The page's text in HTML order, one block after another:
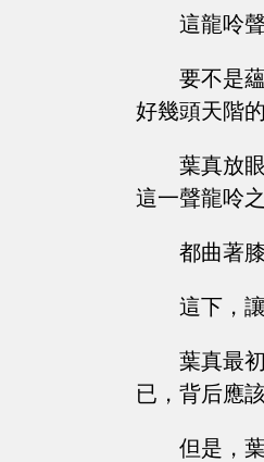
這龍呤
要不是
好幾頭天階
葉真放
這一聲龍呤
都曲著
這下，
葉真最
已，背后應
但是，